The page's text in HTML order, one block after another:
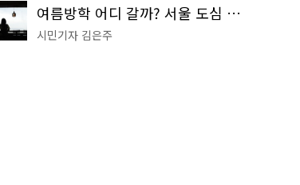
여름방학 어디 갈까? 서울 도심 무료 실내 여행 코스 추천
시민기자 김은주